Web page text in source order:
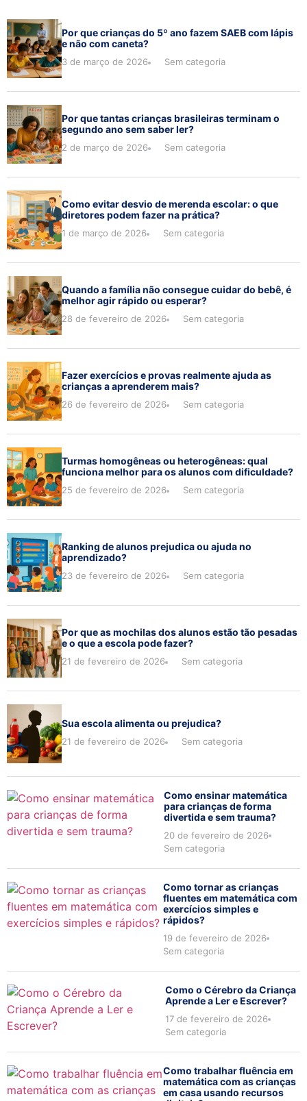
Por que crianças do 5º ano fazem SAEB com lápis
e não com caneta?
3 de março de 2026 Sem categoria
Por que tantas crianças brasileiras terminam o
segundo ano sem saber ler?
2 de março de 2026 Sem categoria
Como evitar desvio de merenda escolar: o que
diretores podem fazer na prática?
1 de março de 2026 Sem categoria
Quando a família não consegue cuidar do bebê, é
melhor agir rápido ou esperar?
28 de fevereiro de 2026 Sem categoria
Fazer exercícios e provas realmente ajuda as
crianças a aprenderem mais?
26 de fevereiro de 2026 Sem categoria
Turmas homogêneas ou heterogêneas: qual
funciona melhor para os alunos com dificuldade?
25 de fevereiro de 2026 Sem categoria
Ranking de alunos prejudica ou ajuda no
aprendizado?
23 de fevereiro de 2026 Sem categoria
Por que as mochilas dos alunos estão tão pesadas
e o que a escola pode fazer?
21 de fevereiro de 2026 Sem categoria
Sua escola alimenta ou prejudica?
21 de fevereiro de 2026 Sem categoria
Como ensinar matemática
para crianças de forma
divertida e sem trauma?
20 de fevereiro de 2026
Sem categoria
Como tornar as crianças
fluentes em matemática com
exercícios simples e
rápidos?
19 de fevereiro de 2026
Sem categoria
Como o Cérebro da Criança
Aprende a Ler e Escrever?
17 de fevereiro de 2026
Sem categoria
Como trabalhar fluência em
matemática com as crianças
em casa usando recursos